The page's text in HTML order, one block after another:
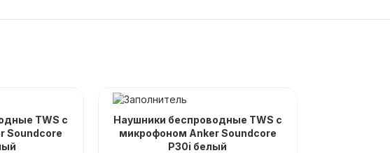
TWS с
Soundcore
Наушники беспроводные TWS с
микрофоном Anker Soundcore
P30i белый